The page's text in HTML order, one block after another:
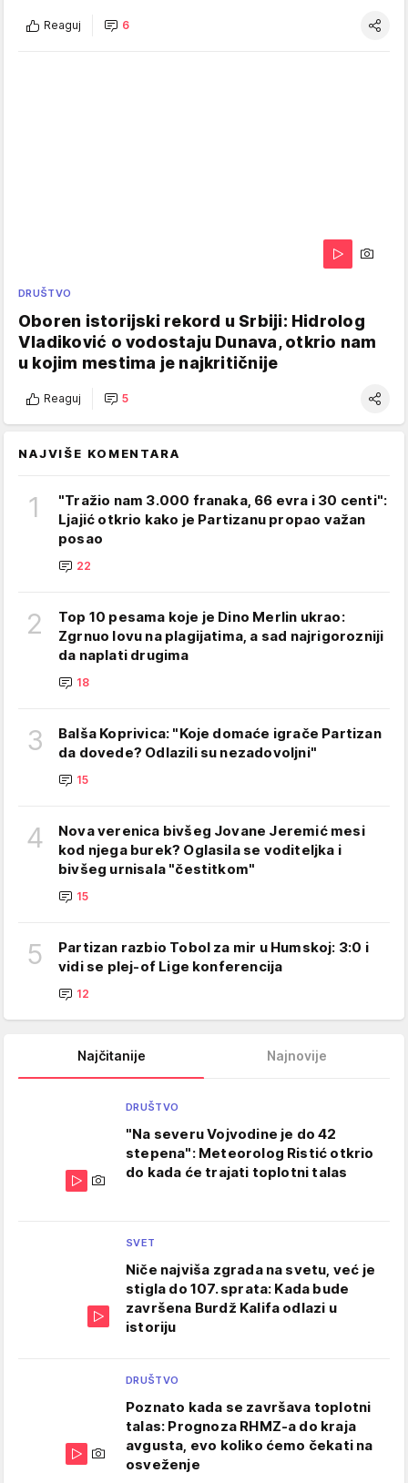
Reaguj 6
DRUŠTVO
Oboren istorijski rekord u Srbiji: Hidrolog
Vladiković o vodostaju Dunava, otkrio nam
u kojim mestima je najkritičnije
Reaguj 5
NAJVIŠE KOMENTARA
1
"Tražio nam 3.000 franaka, 66 evra i 30 centi":
Ljajić otkrio kako je Partizanu propao važan
posao
22
2
Top 10 pesama koje je Dino Merlin ukrao:
Zgrnuo lovu na plagijatima, a sad najrigorozniji
da naplati drugima
18
3
Balša Koprivica: "Koje domaće igrače Partizan
da dovede? Odlazili su nezadovoljni"
15
4
Nova verenica bivšeg Jovane Jeremić mesi
kod njega burek? Oglasila se voditeljka i
bivšeg urnisala "čestitkom"
15
5
Partizan razbio Tobol za mir u Humskoj: 3:0 i
vidi se plej-of Lige konferencija
12
Najčitanije Najnovije
DRUŠTVO
"Na severu Vojvodine je do 42
stepena": Meteorolog Ristić otkrio
do kada će trajati toplotni talas
SVET
Niče najviša zgrada na svetu, već je
stigla do 107. sprata: Kada bude
završena Burdž Kalifa odlazi u
istoriju
DRUŠTVO
Poznato kada se završava toplotni
talas: Prognoza RHMZ-a do kraja
avgusta, evo koliko ćemo čekati na
osveženje